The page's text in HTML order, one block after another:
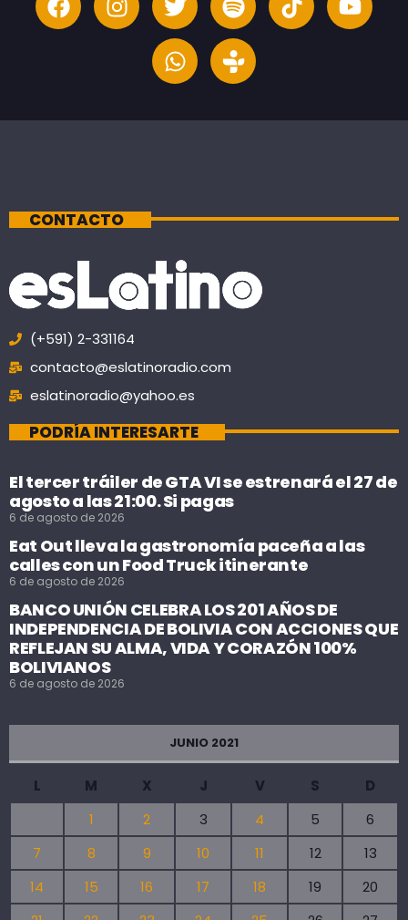
CONTACTO
(+591) 2-331164
contacto@eslatinoradio.com
eslatinoradio@yahoo.es
PODRÍA INTERESARTE
El tercer tráiler de GTA VI se estrenará el 27 de
agosto a las 21:00. Si pagas
6 de agosto de 2026
Eat Out lleva la gastronomía paceña a las
calles con un Food Truck itinerante
6 de agosto de 2026
BANCO UNIÓN CELEBRA LOS 201 AÑOS DE
INDEPENDENCIA DE BOLIVIA CON ACCIONES QUE
REFLEJAN SU ALMA, VIDA Y CORAZÓN 100%
BOLIVIANOS
6 de agosto de 2026
JUNIO 2021
L M X J V S
D
1
2 3 4 5
6
7
8 9 10 11 12
13
14
15 16 17 18 19
20